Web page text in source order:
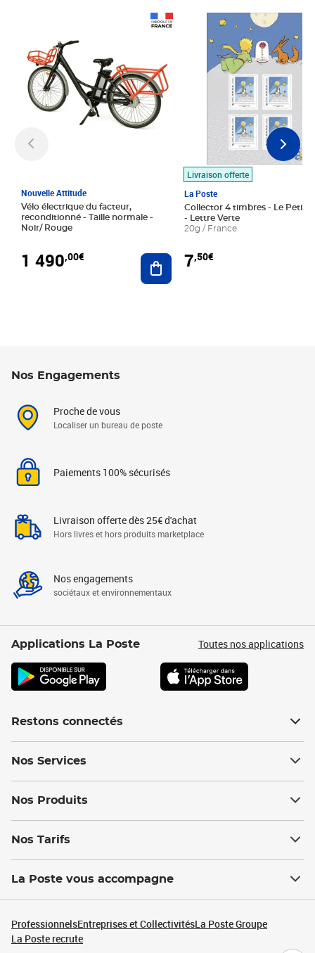
Nouvelle Attitude
Vélo électrique du facteur,
reconditionné - Taille normale -
Noir/ Rouge
1 490,00€ Ajouter au panier
Livraison offerte
La Poste
Collector 4 timbres - Le Petit
- Lettre Verte
20g / France
7,50€
Prix 7,50€
Nos Engagements
Proche de vous
Localiser un bureau de poste
Paiements 100% sécurisés
Livraison offerte dès 25€ d'achat
Hors livres et hors produits marketplace
Nos engagements
sociétaux et environnementaux
Applications La Poste Toutes nos applications
Restons connectés
Nos Services
Nos Produits
Nos Tarifs
La Poste vous accompagne
ProfessionnelsEntreprises et CollectivitésLa Poste Groupe
La Poste recrute